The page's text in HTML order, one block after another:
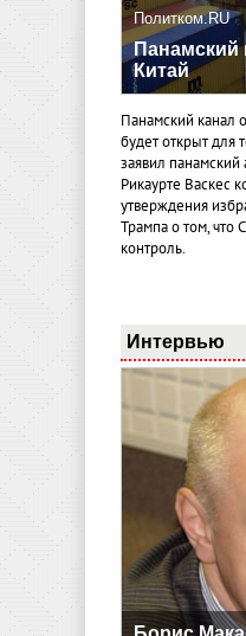
Политком.RU
Китай
Панамский канал
будет открыт для
заявил панамский
Рикаурте Васкес
утверждения
Трампа о том, что
контроль.
Интервью